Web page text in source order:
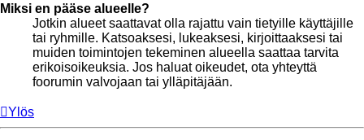
Miksi en pääse alueelle?
Jotkin alueet saattavat olla rajattu vain tietyille käyttäjille
tai ryhmille. Katsoaksesi, lukeaksesi, kirjoittaaksesi tai
muiden toimintojen tekeminen alueella saattaa tarvita
erikoisoikeuksia. Jos haluat oikeudet, ota yhteyttä
foorumin valvojaan tai ylläpitäjään.
Ylös